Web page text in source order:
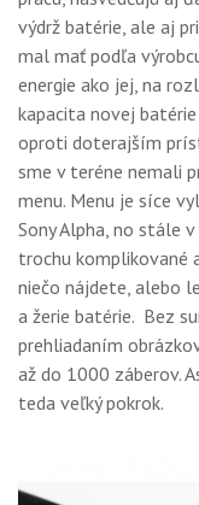
výdrž batérie, ale aj
mal mať podľa
energie ako jej, na
kapacita novej
oproti doterajším
sme v teréne nemali
menu. Menu je síce
Sony Alpha, no stále
trochu komplikované
niečo nájdete, alebo
a žerie batérie. Bez
prehliadaním
až do 1000 záberov.
teda veľký pokrok.